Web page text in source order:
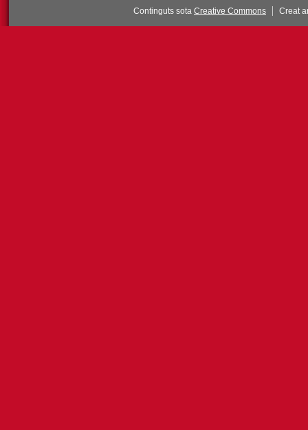
Continguts sota Creative Commons Creat